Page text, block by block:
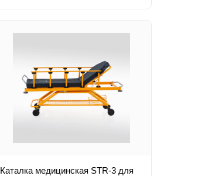
Каталка медицинская STR-3 для